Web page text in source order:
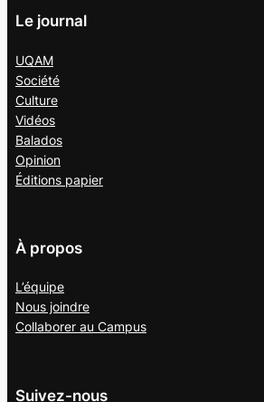
Le journal
UQAM
Société
Culture
Vidéos
Balados
Opinion
Éditions papier
À propos
L’équipe
Nous joindre
Collaborer au Campus
Suivez-nous